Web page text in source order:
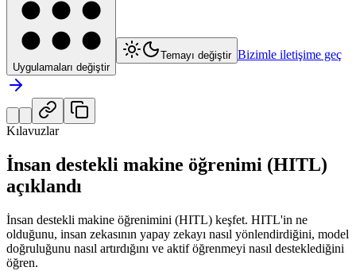
Uygulamaları değiştir
Temayı değiştir Bizimle iletişime geç
Kılavuzlar
İnsan destekli makine öğrenimi (HITL)
açıklandı
İnsan destekli makine öğrenimini (HITL) keşfet. HITL'in ne
olduğunu, insan zekasının yapay zekayı nasıl yönlendirdiğini, model
doğruluğunu nasıl artırdığını ve aktif öğrenmeyi nasıl desteklediğini
öğren.